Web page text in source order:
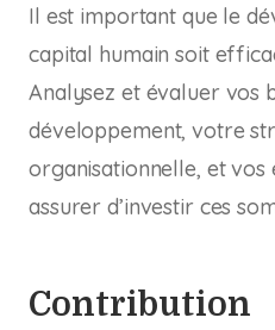
Il est important que le
capital humain soit
Analysez et évaluer vos
développement, votre
organisationnelle, et
assurer d’investir ces
Contribution